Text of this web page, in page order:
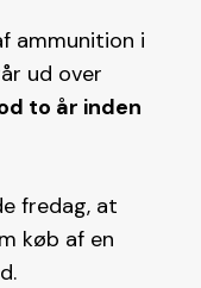
ammunition i
ud over
to år inden
fredag, at
køb af en